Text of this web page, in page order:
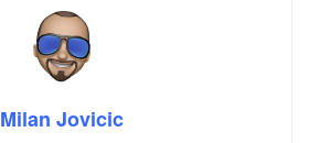
Milan Jovicic